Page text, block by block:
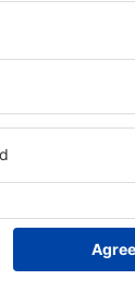
în Gera Lario
mai
bar/seif în
de joacă
despre cele
proprietăți
o